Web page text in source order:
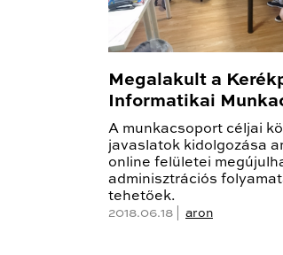
Megalakult a
Informatikai
A munkacsoport céljai
javaslatok kidolgozása
online felületei
adminisztrációs
tehetőek.
2018.06.18 | aron